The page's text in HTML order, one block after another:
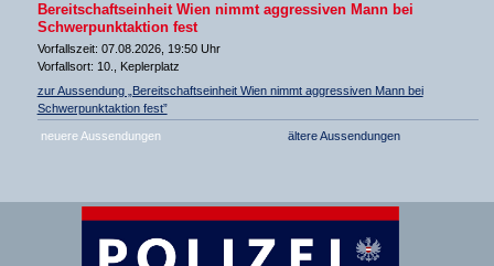
Bereitschaftseinheit Wien nimmt aggressiven Mann bei
Schwerpunktaktion fest
Vorfallszeit: 07.08.2026, 19:50 Uhr
Vorfallsort: 10., Keplerplatz
zur Aussendung „Bereitschaftseinheit Wien nimmt aggressiven Mann bei
Schwerpunktaktion fest”
neuere Aussendungen ältere Aussendungen